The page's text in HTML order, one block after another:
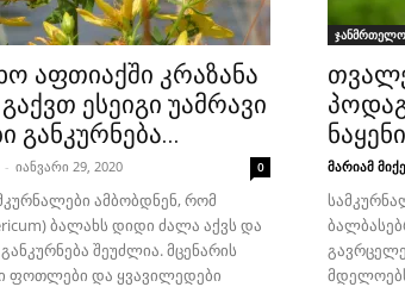
აფთიაქში კრაზანა
ესეიგი უამრავი
განკურნება...
- იანვარი 29, 2020 0
ამბობდნენ, რომ
ბალახს დიდი ძალა აქვს და
შეუძლია. მცენარის
ფოთლები და ყვავილედები
მარიამ